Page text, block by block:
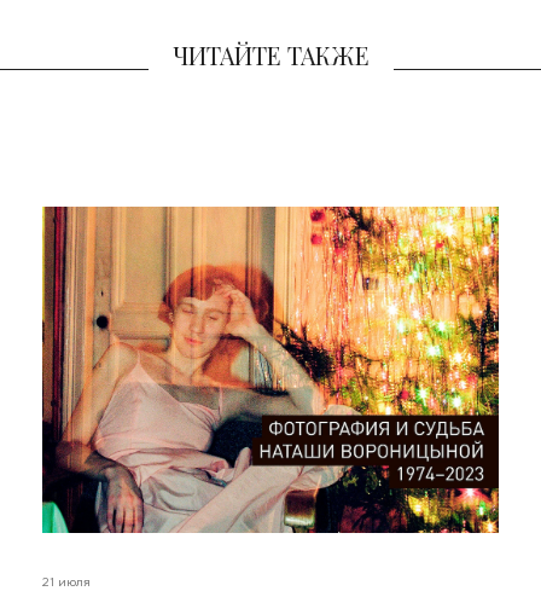
ЧИТАЙТЕ ТАКЖЕ
21 июля